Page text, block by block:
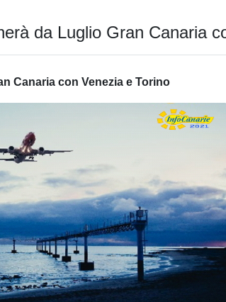
da Luglio Gran Canaria
Canaria con Venezia e Torino